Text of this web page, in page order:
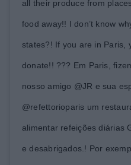
all their produce from
food away!! I don’t know
states?! If you are in Paris,
donate!! ??? Em Paris,
nosso amigo @JR e sua
@refettorioparis um
alimentar refeições diárias
e desabrigados.! Por